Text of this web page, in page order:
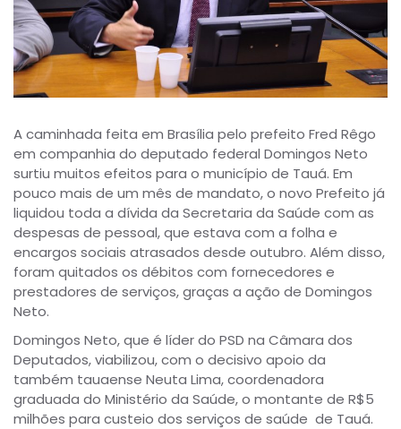
A caminhada feita em Brasília pelo prefeito Fred Rêgo
em companhia do deputado federal Domingos Neto
surtiu muitos efeitos para o município de Tauá. Em
pouco mais de um mês de mandato, o novo Prefeito já
liquidou toda a dívida da Secretaria da Saúde com as
despesas de pessoal, que estava com a folha e
encargos sociais atrasados desde outubro. Além disso,
foram quitados os débitos com fornecedores e
prestadores de serviços, graças a ação de Domingos
Neto.
Domingos Neto, que é líder do PSD na Câmara dos
Deputados, viabilizou, com o decisivo apoio da
também tauaense Neuta Lima, coordenadora
graduada do Ministério da Saúde, o montante de R$5
milhões para custeio dos serviços de saúde de Tauá.